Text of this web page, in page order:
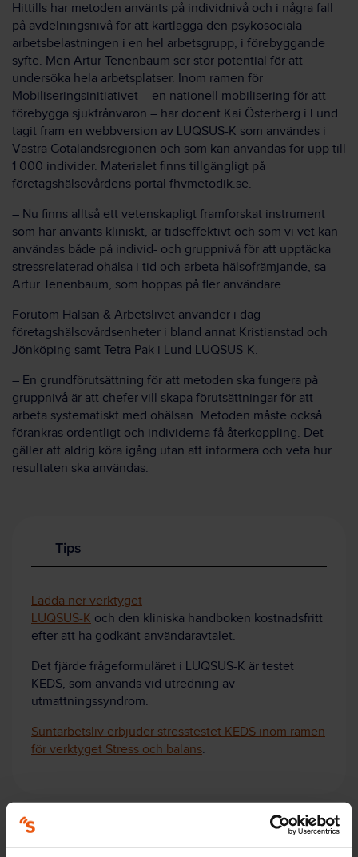
Hittills har metoden använts på individnivå och i några fall
på avdelningsnivå för att kartlägga den psykosociala
arbetsbelastningen i en hel arbetsgrupp, i förebyggande
syfte. Men Artur Tenenbaum ser stor potential för att
undersöka hela arbetsplatser. Inom ramen för
Mobiliseringsinitiativet – en nationell mobilisering för att
förebygga sjukfrånvaron – har docent Kai Österberg i Lund
tagit fram en webbversion av LUQSUS-K som användes i
Västra Götalandsregionen och som kan användas för upp till
1 000 individer. Materialet finns tillgängligt på
företagshälsovårdens portal fhvmetodik.se.
– Nu finns alltså ett vetenskapligt framforskat instrument
som har använts kliniskt, är tidseffektivt och som vi vet kan
användas både på individ- och gruppnivå för att upptäcka
stressrelaterad ohälsa i tid och arbeta hälsofrämjande, sa
Artur Tenenbaum, som hoppas på fler användare.
Förutom Hälsan & Arbetslivet använder i dag
företagshälsovårdsenheter i bland annat Kristianstad och
Jönköping samt Tetra Pak i Lund LUQSUS-K.
– En grundförutsättning för att metoden ska fungera på
gruppnivå är att chefer vill skapa förutsättningar för att
arbeta systematiskt med ohälsan. Metoden måste också
förankras ordentligt och individerna få återkoppling. Det
gäller att aldrig köra igång utan att informera och veta hur
resultaten ska användas.
Tips
Ladda ner verktyget
LUQSUS-K och den kliniska handboken kostnadsfritt
efter att ha godkänt användaravtalet.
Det fjärde frågeformuläret i LUQSUS-K är testet
KEDS, som används vid utredning av
utmattningssyndrom.
Suntarbetsliv erbjuder stresstestet KEDS inom ramen
för verktyget Stress och balans.